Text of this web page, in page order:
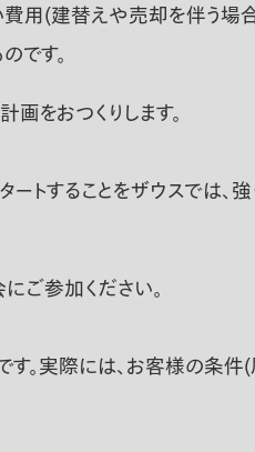
費用(建替えや売却を伴う
です。
をおつくりします。
することをザウスでは、強
ご参加ください。
実際には、お客様の条件